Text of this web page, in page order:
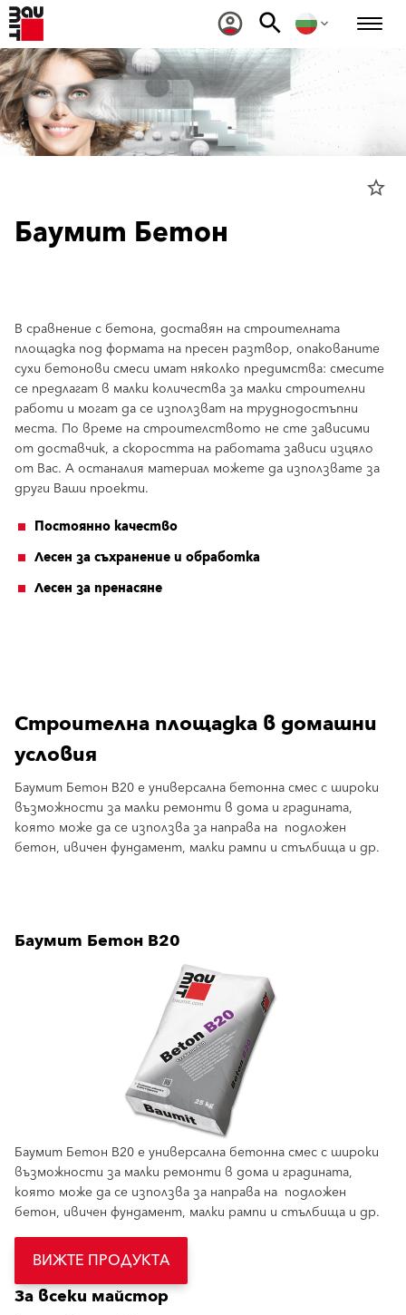
star_border
Баумит Бетон
В сравнение с бетона, доставян на строителната
площадка под формата на пресен разтвор, опакованите
сухи бетонови смеси имат няколко предимства: смесите
се предлагат в малки количества за малки строителни
работи и могат да се използват на труднодостъпни
места. По време на строителството не сте зависими
от доставчик, а скоростта на работата зависи изцяло
от Вас. А останалия материал можете да използвате за
други Ваши проекти.
Постоянно качество
Лесен за съхранение и обработка
Лесен за пренасяне
Строителна площадка в домашни
условия
Баумит Бетон B20 е универсална бетонна смес с широки
възможности за малки ремонти в дома и градината,
която може да се използва за направа на подложен
бетон, ивичен фундамент, малки рампи и стълбища и др.
Баумит Бетон B20
Баумит Бетон B20 е универсална бетонна смес с широки
възможности за малки ремонти в дома и градината,
която може да се използва за направа на подложен
бетон, ивичен фундамент, малки рампи и стълбища и др.
ВИЖТЕ ПРОДУКТА
За всеки майстор